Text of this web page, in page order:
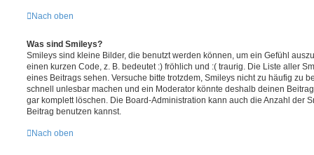
Nach oben
Was sind Smileys?
Smileys sind kleine Bilder, die benutzt werden können, um ein Gefühl
einen kurzen Code, z. B. bedeutet :) fröhlich und :( traurig. Die Liste aller
eines Beitrags sehen. Versuche bitte trotzdem, Smileys nicht zu häufig zu
schnell unlesbar machen und ein Moderator könnte deshalb deinen
gar komplett löschen. Die Board-Administration kann auch die Anzahl der
Beitrag benutzen kannst.
Nach oben